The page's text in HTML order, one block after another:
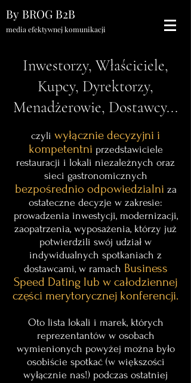
By BROG B2B
media efektywnej komunikacji
Inwestorzy, Właściciele,
Kupcy, Dyrektorzy,
Menadżerowie, Dostawcy...
czyli wyłącznie decyzyjni i
kompetentni przedstawiciele
restauracji i lokali niezależnych oraz
sieci gastronomicznych
bezpośrednio odpowiedzialni za
ostateczne decyzje w zakresie:
prowadzenia inwestycji, modernizacji,
zaopatrzenia, wyposażenia, którzy już
potwierdzili swój udział w
indywidualnych spotkaniach z
dostawcami, w ramach Business
Speed Dating lub w całodziennej
części merytorycznej konferencji.
Oto lista lokali i marek, których
reprezentantów w osobach
wymienionych powyżej można było
osobiście spotkać (w większości
wyłącznie nas!) podczas ostatniej